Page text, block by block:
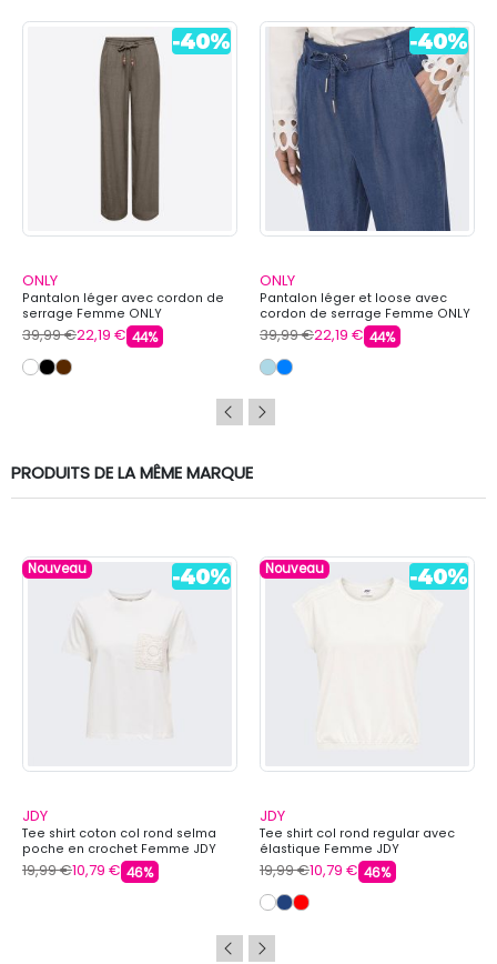
ONLY
Pantalon léger avec cordon de
serrage Femme ONLY
39,99 €22,19 € 44%
ONLY
Pantalon léger et loose avec
cordon de serrage Femme ONLY
39,99 €22,19 € 44%
PRODUITS DE LA MÊME MARQUE
Nouveau
JDY
Tee shirt coton col rond selma
poche en crochet Femme JDY
19,99 €10,79 € 46%
Nouveau
JDY
Tee shirt col rond regular avec
élastique Femme JDY
19,99 €10,79 € 46%